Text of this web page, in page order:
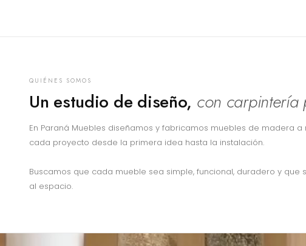
QUIÉNES SOMOS
Un estudio de diseño, con carpintería
En Paraná Muebles diseñamos y fabricamos muebles de madera
cada proyecto desde la primera idea hasta la instalación.
Buscamos que cada mueble sea simple, funcional, duradero y que
al espacio.